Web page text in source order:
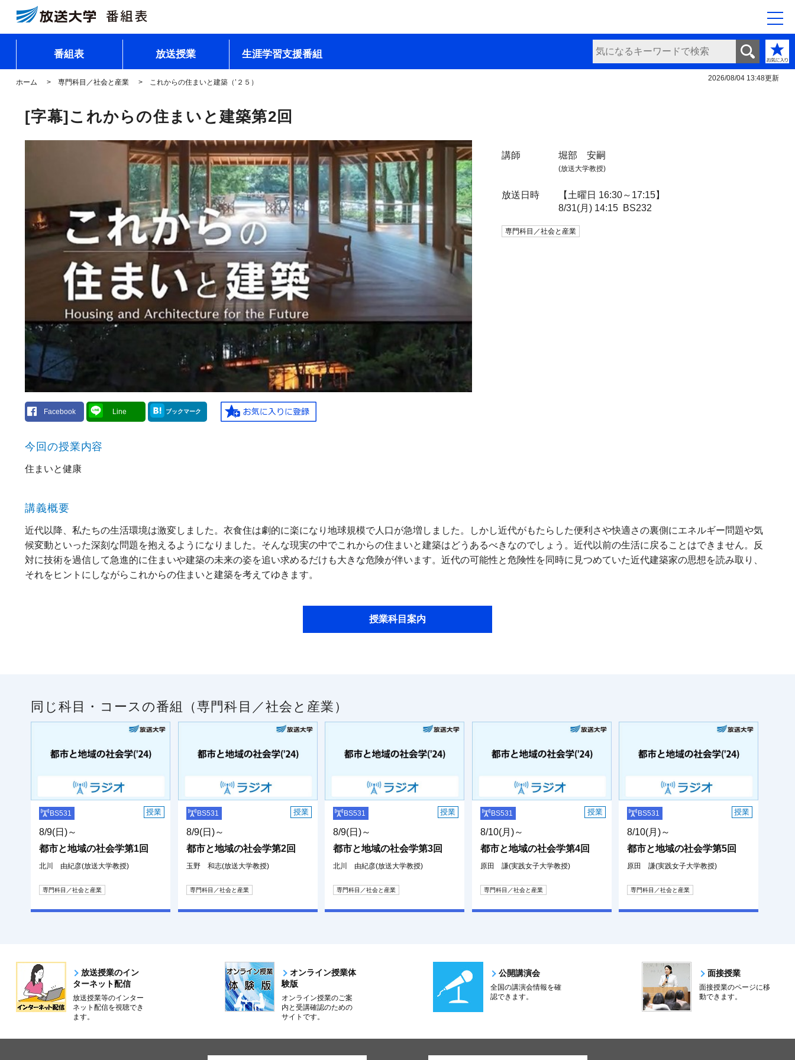
番組表 放送授業 生涯学習支援番組
2026/08/04 13:48更新
ホーム 専門科目／社会と産業 これからの住まいと建築（’２５）
[字幕]これからの住まいと建築第2回
講師 堀部 安嗣
(放送大学教授)
放送日時
【土曜日 16:30～17:15】
8/31(月) 14:15 BS232
専門科目／社会と産業
Facebook Line ブックマーク
今回の授業内容
住まいと健康
講義概要
近代以降、私たちの生活環境は激変しました。衣食住は劇的に楽になり地球規模で人口が急増しました。しかし近代がもたらした便利さや快適さの裏側にエネルギー問題や気
候変動といった深刻な問題を抱えるようになりました。そんな現実の中でこれからの住まいと建築はどうあるべきなのでしょう。近代以前の生活に戻ることはできません。反
対に技術を過信して急進的に住まいや建築の未来の姿を追い求めるだけも大きな危険が伴います。近代の可能性と危険性を同時に見つめていた近代建築家の思想を読み取り、
それをヒントにしながらこれからの住まいと建築を考えてゆきます。
授業科目案内
同じ科目・コースの番組（専門科目／社会と産業）
BS531 授業
8/9(日)～
都市と地域の社会学第1回
北川 由紀彦(放送大学教授)
専門科目／社会と産業
BS531 授業
8/9(日)～
都市と地域の社会学第2回
玉野 和志(放送大学教授)
専門科目／社会と産業
BS531 授業
8/9(日)～
都市と地域の社会学第3回
北川 由紀彦(放送大学教授)
専門科目／社会と産業
BS531 授業
8/10(月)～
都市と地域の社会学第4回
原田 謙(実践女子大学教授)
専門科目／社会と産業
BS531 授業
8/10(月)～
都市と地域の社会学第5回
原田 謙(実践女子大学教授)
専門科目／社会と産業
放送授業のイン
ターネット配信
放送授業等のインター
ネット配信を視聴でき
ます。
オンライン授業体
験版
オンライン授業のご案
内と受講確認のための
サイトです。
公開講演会
全国の講演会情報を確
認できます。
面接授業
面接授業のページに移
動できます。